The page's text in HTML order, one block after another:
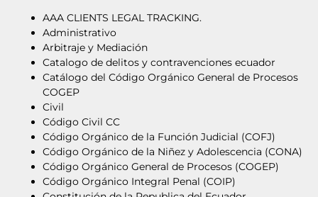
AAA CLIENTS LEGAL TRACKING.
Administrativo
Arbitraje y Mediación
Catalogo de delitos y contravenciones ecuador
Catálogo del Código Orgánico General de Procesos
COGEP
Civil
Código Civil CC
Código Orgánico de la Función Judicial (COFJ)
Código Orgánico de la Niñez y Adolescencia (CONA)
Código Orgánico General de Procesos (COGEP)
Código Orgánico Integral Penal (COIP)